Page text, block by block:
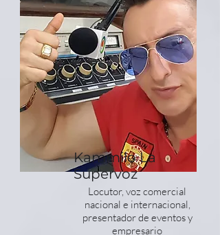
Kammilo La
Supervoz
Locutor, voz comercial
nacional e internacional,
presentador de eventos y
empresario